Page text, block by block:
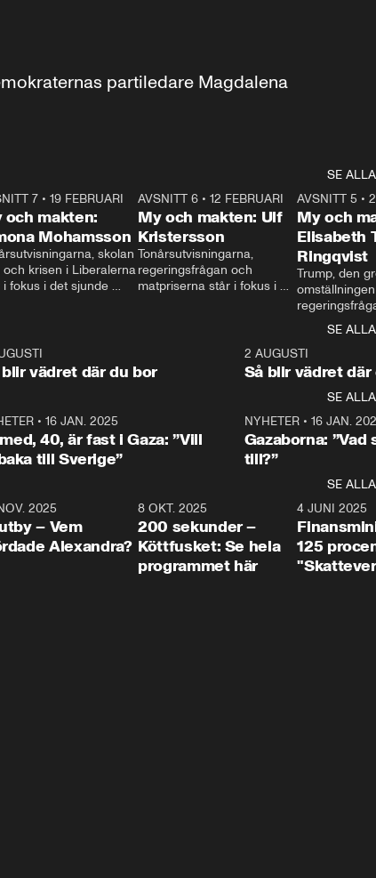
partiledare Magdalena
SE ALLA
24:30
7• 19 FEBRUARI
och makten:
Mohamsson
skolan
och krisen i Liberalerna
i fokus i det sjunde
My
ställer
och
till svars.
27:30
AVSNITT 6 •12 FEBRUARI
My och makten: Ulf
Kristersson
Tonårsutvisningarna,
regeringsfrågan och
matpriserna står i fokus i
Rohwedder ställer
statsminister Ulf Kristersson
AVSNITT 5 •
My och
Elisabeth
Ringqvist
Trump, den
centrum i
avsnittet av
Makten”. Se
Aftonbladets
Rohwedder
Thand Ring
SE ALLA
blir vädret där du bor
2 AUGUSTI
Så blir vädret där
SE ALLA
• 16 JAN. 2025
40, är fast i Gaza: ”Vill
till Sverige”
NYHETER• 16 JAN.
Gazaborna:
till?”
SE ALLA
31:05
2025
– Vem
Alexandra?
4:29
8 OKT. 2025
200 sekunder –
Köttfusket: Se hela
programmet här
4 JUNI 2025
125